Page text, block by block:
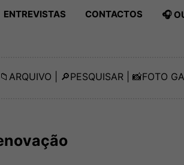
ENTREVISTAS CONTACTOS 🎧
ARQUIVO | 🔎PESQUISAR | 📸FOTO